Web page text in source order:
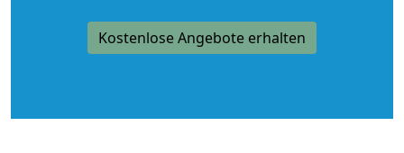
Kostenlose Angebote erhalten